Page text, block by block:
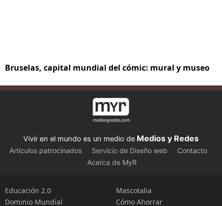
Bruselas, capital mundial del cómic: mural y museo
Vivir en el mundo es un medio de Medios y Redes
Artículos patrocinados Servicio de Diseño web
Contacto
Acerca de MyR
Educación 2.0
Dominio Mundial
Mascotalia
Cómo Ahorrar